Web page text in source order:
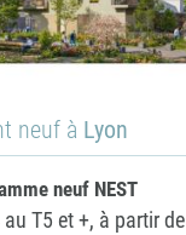
neuf à Lyon
neuf NEST
au T5 et +, à partir de